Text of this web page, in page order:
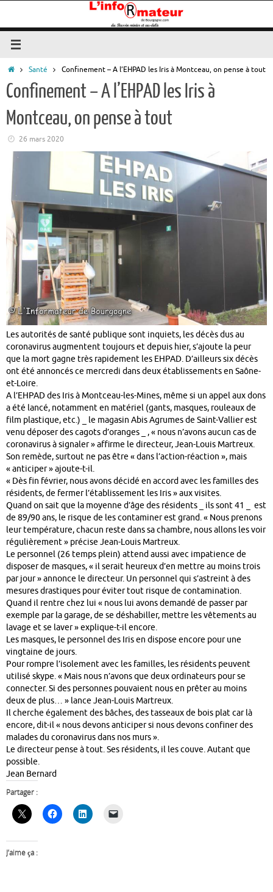
contenu
Accueil
Santé Confinement – A l’EHPAD les Iris à Montceau, on pense à tout
Confinement – A l’EHPAD les Iris à
Montceau, on pense à tout
26 mars 2020
Les autorités de santé publique sont inquiets, les décès dus au
coronavirus augmentent toujours et depuis hier, s’ajoute la peur
que la mort gagne très rapidement les EHPAD. D’ailleurs six décès
ont été annoncés ce mercredi dans deux établissements en Saône-
et-Loire.
A l’EHPAD des Iris à Montceau-les-Mines, même si un appel aux dons
a été lancé, notamment en matériel (gants, masques, rouleaux de
film plastique, etc.) _ le magasin Abis Agrumes de Saint-Vallier est
venu déposer des cagots d’oranges _ , « nous n’avons aucun cas de
coronavirus à signaler » affirme le directeur, Jean-Louis Martreux.
Son remède, surtout ne pas être « dans l’action-réaction », mais
« anticiper » ajoute-t-il.
« Dès fin février, nous avons décidé en accord avec les familles des
résidents, de fermer l’établissement les Iris » aux visites.
Quand on sait que la moyenne d’âge des résidents _ ils sont 41 _ est
de 89/90 ans, le risque de les contaminer est grand. « Nous prenons
leur température, chacun reste dans sa chambre, nous allons les voir
régulièrement » précise Jean-Louis Martreux.
Le personnel (26 temps plein) attend aussi avec impatience de
disposer de masques, « il serait heureux d’en mettre au moins trois
par jour » annonce le directeur. Un personnel qui s’astreint à des
mesures drastiques pour éviter tout risque de contamination.
Quand il rentre chez lui « nous lui avons demandé de passer par
exemple par la garage, de se déshabiller, mettre les vêtements au
lavage et se laver » explique-t-il encore.
Les masques, le personnel des Iris en dispose encore pour une
vingtaine de jours.
Pour rompre l’isolement avec les familles, les résidents peuvent
utilisé skype. « Mais nous n’avons que deux ordinateurs pour se
connecter. Si des personnes pouvaient nous en prêter au moins
deux de plus… » lance Jean-Louis Martreux.
Il cherche également des bâches, des tasseaux de bois plat car là
encore, dit-il « nous devons anticiper si nous devons confiner des
malades du coronavirus dans nos murs ».
Le directeur pense à tout. Ses résidents, il les couve. Autant que
possible.
Jean Bernard
Partager :
J’aime ça :